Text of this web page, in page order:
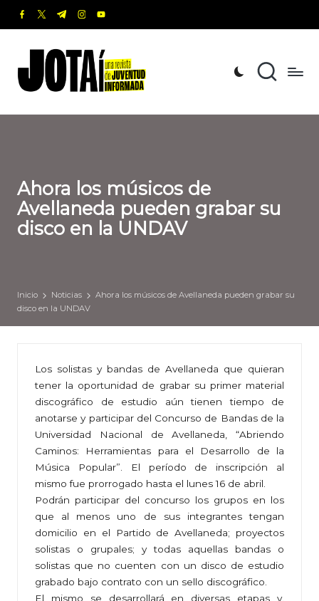
Saltar
contenido
facebook.com
twitter.com
t.me instagram.com
youtube.com
o
t
revista
de
Informada
Ahora los músicos de
Avellaneda pueden grabar su
disco en la UNDAV
Inicio Noticias
Ahora los músicos de Avellaneda pueden grabar su
disco en la UNDAV
Los solistas y bandas de Avellaneda que quieran
tener la oportunidad de grabar su primer material
discográfico de estudio aún tienen tiempo de
anotarse y participar del Concurso de Bandas de la
Universidad Nacional de Avellaneda, “Abriendo
Caminos: Herramientas para el Desarrollo de la
Música Popular”. El período de inscripción al
mismo fue prorrogado hasta el lunes 16 de abril.
Podrán participar del concurso los grupos en los
que al menos uno de sus integrantes tengan
domicilio en el Partido de Avellaneda; proyectos
solistas o grupales; y todas aquellas bandas o
solistas que no cuenten con un disco de estudio
grabado bajo contrato con un sello discográfico.
El mismo se desarrollará en diversas etapas y,